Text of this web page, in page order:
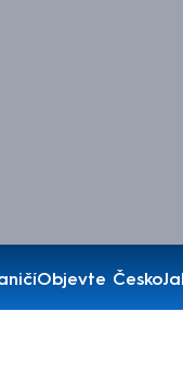
Objevte Česko